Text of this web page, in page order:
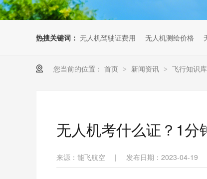
装
无人机考培基地工具
无人机考试评测系统
热搜关键词： 无人机驾驶证费用 无人机测绘价格
您当前的位置： 首页 > 新闻资讯 > 飞行知识
无人机考什么证？1分
来源：能飞航空 | 发布日期：2023-04-19